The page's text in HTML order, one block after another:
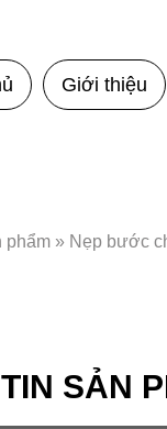
Giới thiệu
phẩm » Nẹp bước
SẢN